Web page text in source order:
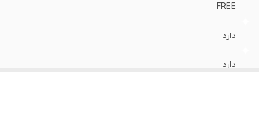
FREE
دارد
دارد